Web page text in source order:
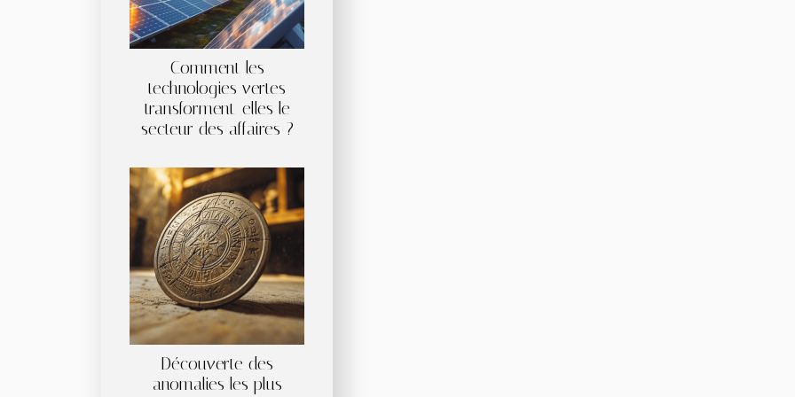
Comment les
technologies vertes
transforment-elles le
secteur des affaires ?
Découverte des
anomalies les plus